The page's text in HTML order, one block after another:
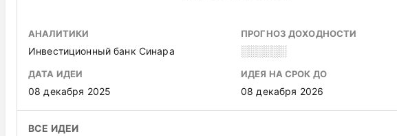
АНАЛИТИКИ
Инвестиционный банк Синара
ПРОГНОЗ ДОХОДНОСТИ
░░░░░░
ДАТА ИДЕИ
08 декабря 2025
ИДЕЯ НА СРОК ДО
08 декабря 2026
ВСЕ ИДЕИ